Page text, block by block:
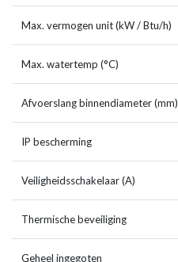
Max. vermogen unit (kW / Btu/h)
Max. watertemp (°C)
Afvoerslang binnendiameter (mm)
IP bescherming
Veiligheidsschakelaar (A)
Thermische beveiliging
Geheel ingegoten